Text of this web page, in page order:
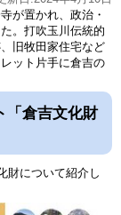
が置かれ、政治・
。打吹玉川伝統的
旧牧田家住宅など
ット片手に倉吉の
「倉吉文化財
財について紹介し